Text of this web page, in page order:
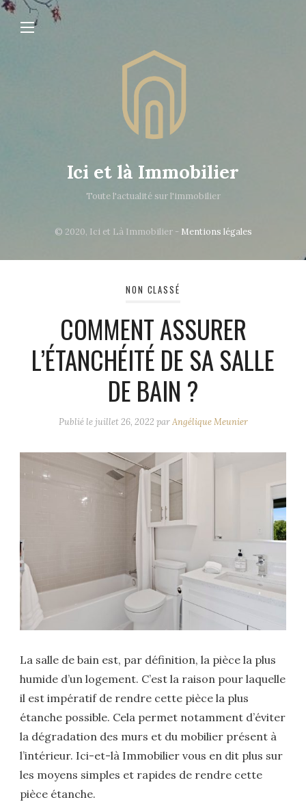
Ici et là Immobilier
Toute l'actualité sur l'immobilier
© 2020, Ici et Là Immobilier - Mentions légales
NON CLASSÉ
COMMENT ASSURER
L’ÉTANCHÉITÉ DE SA SALLE
DE BAIN ?
Publié lejuillet 26, 2022 parAngélique Meunier
La salle de bain est, par définition, la pièce la plus
humide d’un logement. C’est la raison pour laquelle
il est impératif de rendre cette pièce la plus
étanche possible. Cela permet notamment d’éviter
la dégradation des murs et du mobilier présent à
l’intérieur. Ici-et-là Immobilier vous en dit plus sur
les moyens simples et rapides de rendre cette
pièce étanche.